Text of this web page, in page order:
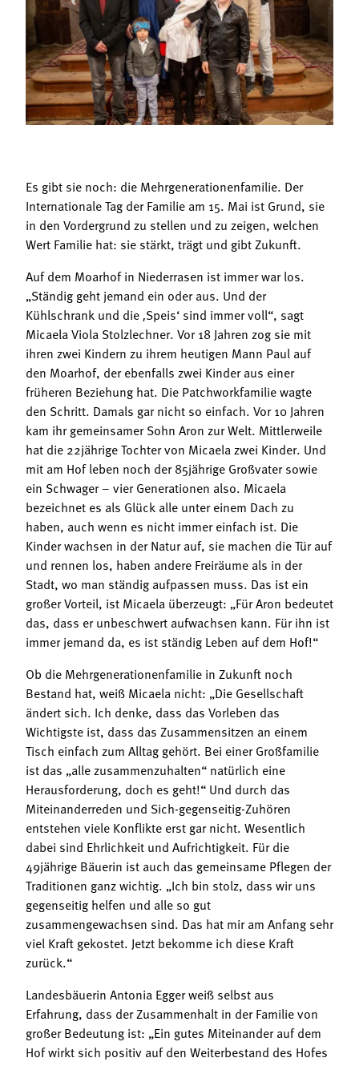
Mitgliedschaft
Landessekretariat
Bäuerliche Buffets
Hofgeschichten
Es gibt sie noch: die Mehrgenerationenfamilie. Der
Internationale Tag der Familie am 15. Mai ist Grund, sie
in den Vordergrund zu stellen und zu zeigen, welchen
Wert Familie hat: sie stärkt, trägt und gibt Zukunft.
Auf dem Moarhof in Niederrasen ist immer war los.
„Ständig geht jemand ein oder aus. Und der
Kühlschrank und die ‚Speis‘ sind immer voll“, sagt
Micaela Viola Stolzlechner. Vor 18 Jahren zog sie mit
ihren zwei Kindern zu ihrem heutigen Mann Paul auf
den Moarhof, der ebenfalls zwei Kinder aus einer
früheren Beziehung hat. Die Patchworkfamilie wagte
den Schritt. Damals gar nicht so einfach. Vor 10 Jahren
kam ihr gemeinsamer Sohn Aron zur Welt. Mittlerweile
hat die 22jährige Tochter von Micaela zwei Kinder. Und
mit am Hof leben noch der 85jährige Großvater sowie
ein Schwager – vier Generationen also. Micaela
bezeichnet es als Glück alle unter einem Dach zu
haben, auch wenn es nicht immer einfach ist. Die
Kinder wachsen in der Natur auf, sie machen die Tür auf
und rennen los, haben andere Freiräume als in der
Stadt, wo man ständig aufpassen muss. Das ist ein
großer Vorteil, ist Micaela überzeugt: „Für Aron bedeutet
das, dass er unbeschwert aufwachsen kann. Für ihn ist
immer jemand da, es ist ständig Leben auf dem Hof!“
Ob die Mehrgenerationenfamilie in Zukunft noch
Bestand hat, weiß Micaela nicht: „Die Gesellschaft
ändert sich. Ich denke, dass das Vorleben das
Wichtigste ist, dass das Zusammensitzen an einem
Tisch einfach zum Alltag gehört. Bei einer Großfamilie
ist das „alle zusammenzuhalten“ natürlich eine
Herausforderung, doch es geht!“ Und durch das
Miteinanderreden und Sich-gegenseitig-Zuhören
entstehen viele Konflikte erst gar nicht. Wesentlich
dabei sind Ehrlichkeit und Aufrichtigkeit. Für die
49jährige Bäuerin ist auch das gemeinsame Pflegen der
Traditionen ganz wichtig. „Ich bin stolz, dass wir uns
gegenseitig helfen und alle so gut
zusammengewachsen sind. Das hat mir am Anfang sehr
viel Kraft gekostet. Jetzt bekomme ich diese Kraft
zurück.“
Landesbäuerin Antonia Egger weiß selbst aus
Erfahrung, dass der Zusammenhalt in der Familie von
großer Bedeutung ist: „Ein gutes Miteinander auf dem
Hof wirkt sich positiv auf den Weiterbestand des Hofes